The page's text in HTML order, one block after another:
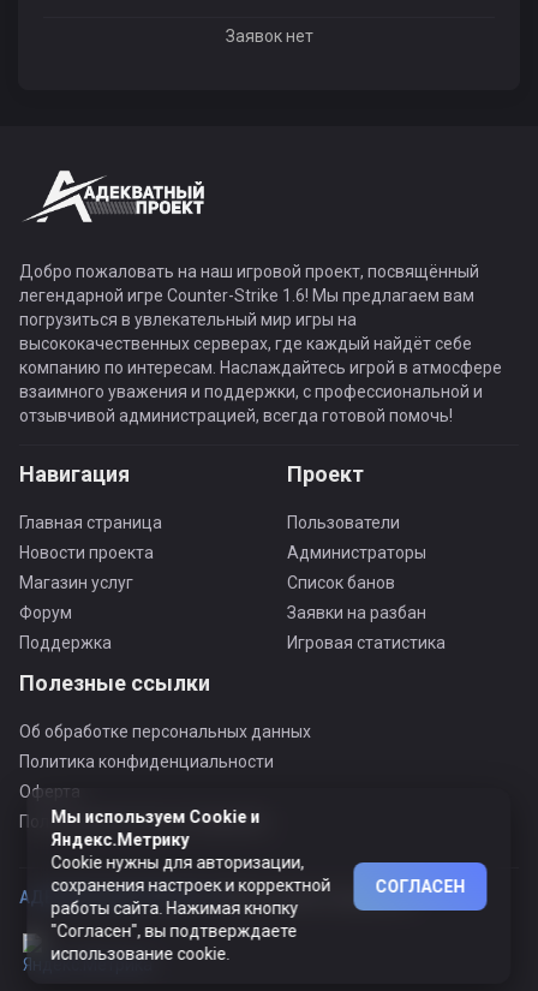
Заявок нет
Добро пожаловать на наш игровой проект, посвящённый
легендарной игре Counter-Strike 1.6! Мы предлагаем вам
погрузиться в увлекательный мир игры на
высококачественных серверах, где каждый найдёт себе
компанию по интересам. Наслаждайтесь игрой в атмосфере
взаимного уважения и поддержки, с профессиональной и
отзывчивой администрацией, всегда готовой помочь!
Навигация
Главная страница
Новости проекта
Магазин услуг
Форум
Поддержка
Проект
Пользователи
Администраторы
Список банов
Заявки на разбан
Игровая статистика
Полезные ссылки
Об обработке персональных данных
Политика конфиденциальности
Оферта
Пользовательское соглашение
АДЕКВАТНЫЙ ПРОЕКТ ©© Все права защищены
Мы используем Cookie и
Яндекс.Метрику
Cookie нужны для авторизации,
сохранения настроек и корректной
работы сайта. Нажимая кнопку
"Согласен", вы подтверждаете
использование cookie.
СОГЛАСЕН